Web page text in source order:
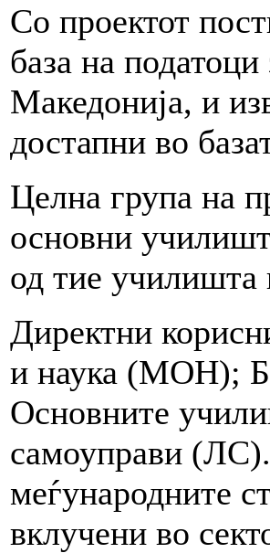
Со проектот
база на
Македонија, и
достапни во
Целна група на
основни
од тие училишта
Директни
и наука (МОН);
Основните
самоуправи
меѓународните
вклучени во